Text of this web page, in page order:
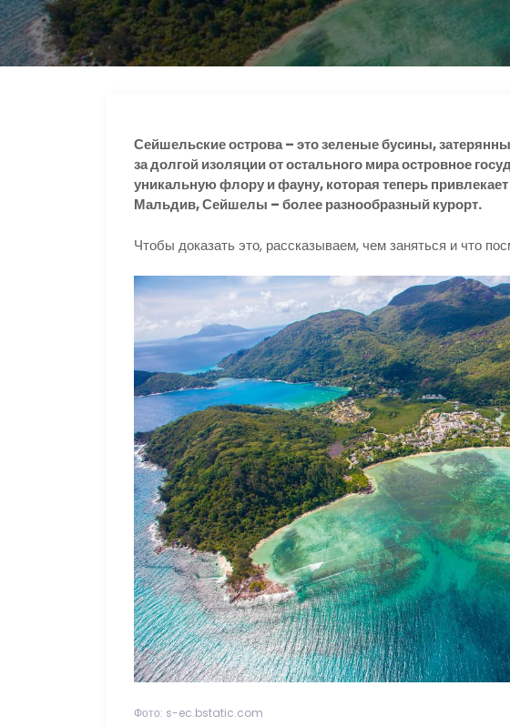
Сейшельские острова – это зеленые бусины,
за долгой изоляции от остального мира островное
уникальную флору и фауну, которая теперь
Мальдив, Сейшелы – более разнообразный курорт.
Чтобы доказать это, рассказываем, чем заняться и что
Фото: s-ec.bstatic.com
n
i
r
a
а
в